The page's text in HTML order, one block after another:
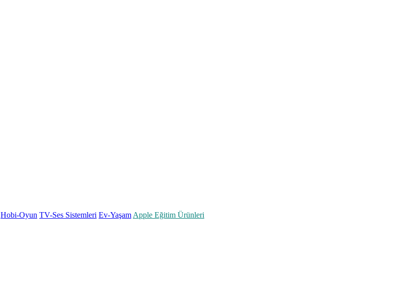
Hobi-Oyun TV-Ses Sistemleri Ev-Yaşam Apple Eğitim Ürünleri